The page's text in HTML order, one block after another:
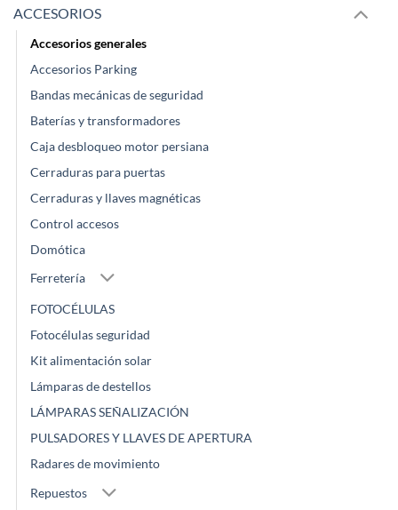
ACCESORIOS
Accesorios generales
Accesorios Parking
Bandas mecánicas de seguridad
Baterías y transformadores
Caja desbloqueo motor persiana
Cerraduras para puertas
Cerraduras y llaves magnéticas
Control accesos
Domótica
Ferretería
FOTOCÉLULAS
Fotocélulas seguridad
Kit alimentación solar
Lámparas de destellos
LÁMPARAS SEÑALIZACIÓN
PULSADORES Y LLAVES DE APERTURA
Radares de movimiento
Repuestos